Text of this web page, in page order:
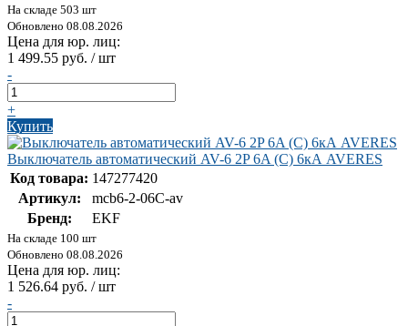
На складе 503 шт
Обновлено 08.08.2026
Цена для юр. лиц:
1 499.55 руб. / шт
-
+
Купить
Выключатель автоматический AV-6 2P 6A (C) 6кА AVERES
Код товара: 147277420
Артикул:
mcb6-2-06C-av
Бренд:
EKF
На складе 100 шт
Обновлено 08.08.2026
Цена для юр. лиц:
1 526.64 руб. / шт
-